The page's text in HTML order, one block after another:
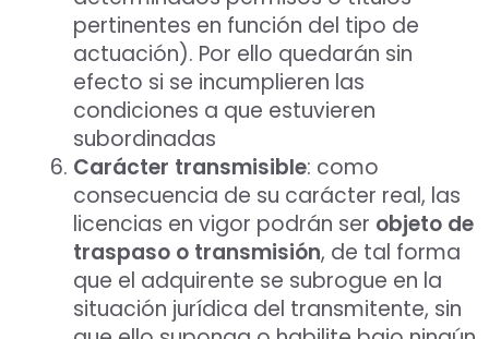
pertinentes en función del tipo de
actuación). Por ello quedarán sin
efecto si se incumplieren las
condiciones a que estuvieren
subordinadas
Carácter transmisible: como
consecuencia de su carácter real, las
licencias en vigor podrán ser objeto de
traspaso o transmisión, de tal forma
que el adquirente se subrogue en la
situación jurídica del transmitente, sin